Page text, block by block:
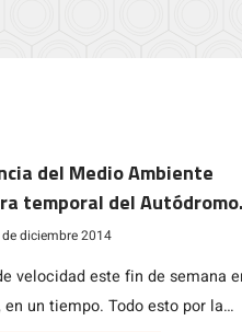
del Medio Ambiente
temporal del Autódromo
Codegua
de diciembre 2014
velocidad este fin de semana
en un tiempo. Todo esto por la